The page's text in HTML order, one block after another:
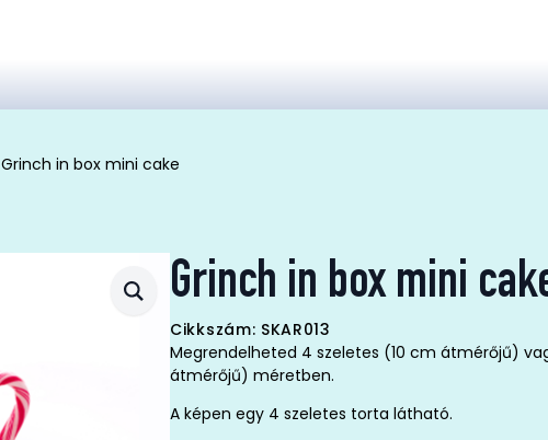
Grinch in box mini cake
Grinch in box mini
Cikkszám: SKAR013
Megrendelheted 4 szeletes (10 cm átmérőjű)
átmérőjű) méretben.
A képen egy 4 szeletes torta látható.